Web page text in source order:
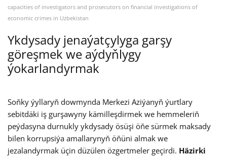
capacities of investigators and prosecutors on financial investigations of
economic crimes in Uzbekistan
Ykdysady jenaýatçylyga garşy
göreşmek we aýdyňlygy
ýokarlandyrmak
Soňky ýyllaryň dowmynda Merkezi Aziýanyň ýurtlary
sebitdäki iş gurşawyny kämilleşdirmek we hemmeleriň
peýdasyna durnukly ykdysady ösüşi öňe sürmek maksady
bilen korrupsiýa amallarynyň öňüni almak we
jezalandyrmak üçin düzülen özgertmeler geçirdi. Häzirki